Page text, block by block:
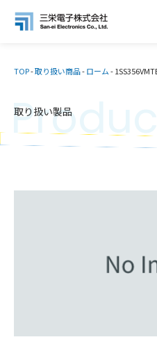
TOP-取り扱い商品-ローム-
取り扱い製品